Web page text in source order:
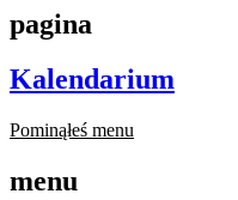
pagina
Kalendarium
Pominąłeś menu
menu